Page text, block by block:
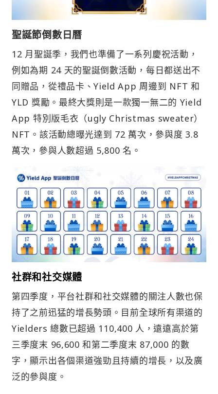
聖誕節倒數日曆
12 月聖誕季，我們也準備了一系列慶祝活動，
例如為期 24 天的聖誕倒數活動，每日都送出不
同贈品，從禮品卡、Yield App 周邊到 NFT 和
YLD 獎勵。最終大獎則是一款獨一無二的 Yield
App 特別版毛衣（ugly Christmas sweater）
NFT。該活動總曝光達到 72 萬次，參與度 3.8
萬次，參與人數超過 5,800 名。
社群和社交媒體
第四季度，平台社群和社交媒體的關注人數也保
持了之前迅猛的增長勢頭。目前全球所有渠道的
Yielders 總數已超過 110,400 人，遠遠高於第
三季度末 96,600 和第二季度末 87,000 的數
字，顯示出各個渠道強勁且持續的增長，以及廣
泛的參與度。